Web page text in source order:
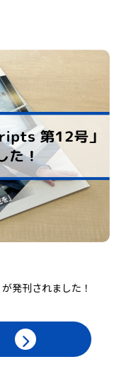
発刊されました！